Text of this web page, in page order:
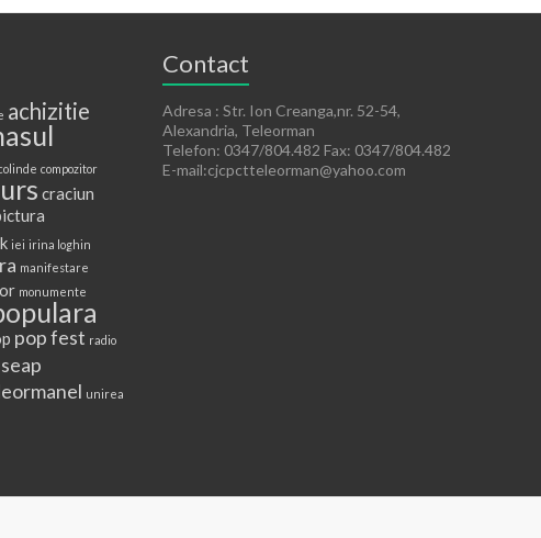
achizitie
compozitor
craciun
iei irina loghin
manifestare
monumente
pop fest radio
seap
unirea
Contact
Adresa : Str. Ion Creanga,nr. 52-54,
Alexandria, Teleorman
Telefon: 0347/804.482 Fax: 0347/804.482
E-mail:cjcpctteleorman@yahoo.com